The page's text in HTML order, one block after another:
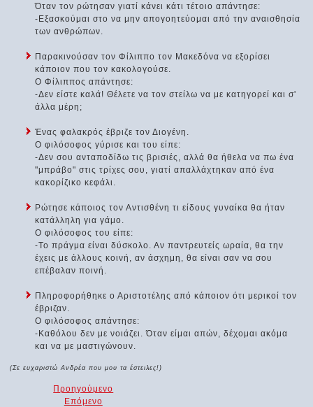
Όταν τον ρώτησαν γιατί κάνει κάτι τέτοιο απάντησε:
-Εξασκούμαι στο να μην απογοητεύομαι από την αναισθησία
των ανθρώπων.
Παρακινούσαν τον Φίλιππο τον Μακεδόνα να εξορίσει
κάποιον που τον κακολογούσε.
Ο Φίλιππος απάντησε:
-Δεν είστε καλά! Θέλετε να τον στείλω να με κατηγορεί και σ'
άλλα μέρη;
Ένας φαλακρός έβριζε τον Διογένη.
Ο φιλόσοφος γύρισε και του είπε:
-Δεν σου ανταποδίδω τις βρισιές, αλλά θα ήθελα να πω ένα
"μπράβο" στις τρίχες σου, γιατί απαλλάχτηκαν από ένα
κακορίζικο κεφάλι.
Ρώτησε κάποιος τον Αντισθένη τι είδους γυναίκα θα ήταν
κατάλληλη για γάμο.
Ο φιλόσοφος του είπε:
-Το πράγμα είναι δύσκολο. Αν παντρευτείς ωραία, θα την
έχεις με άλλους κοινή, αν άσχημη, θα είναι σαν να σου
επέβαλαν ποινή.
Πληροφορήθηκε ο Αριστοτέλης από κάποιον ότι μερικοί τον
έβριζαν.
Ο φιλόσοφος απάντησε:
-Καθόλου δεν με νοιάζει. Όταν είμαι απών, δέχομαι ακόμα
και να με μαστιγώνουν.
(Σε ευχαριστώ Ανδρέα που μου τα έστειλες!)
Προηγούμενο
Επόμενο